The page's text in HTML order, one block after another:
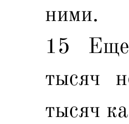
ними.
15 Еще
тысяч
тысяч